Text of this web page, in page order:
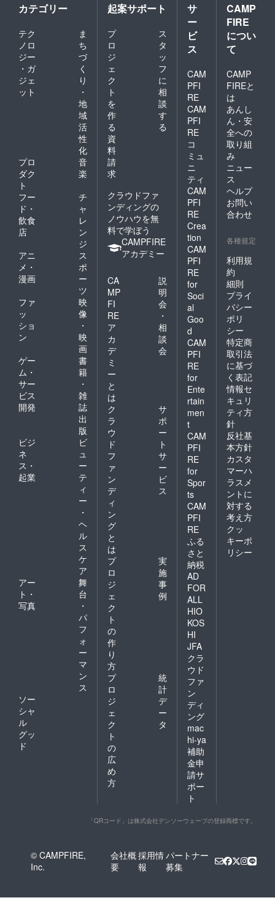
カテゴリー
テク
ノロ
ジー
・ガ
ジェ
ット
ま
ち
づ
く
り
・
地
域
活
性
化
プロ
ダク
ト
音
楽
フー
ド・
飲食
店
チ
ャ
レ
ン
ジ
アニ
メ・
漫画
ス
ポ
ー
ツ
ファ
ッ
ショ
ン
映
像
・
映
画
ゲー
ム・
サー
ビス
開発
書
籍
・
雑
誌
出
版
ビジ
ネ
ス・
起業
ビ
ュ
ー
テ
ィ
ー
・
ヘ
ル
ス
ケ
ア
アー
ト・
写真
舞
台
・
パ
フ
ォ
ー
マ
ン
ス
ソー
シャ
ル
グッ
ド
起案サポート
プ
ロ
ジ
ェ
ク
ト
を
作
る
ス
タ
ッ
フ
に
相
談
す
る
資
料
請
求
クラウドファ
ンディングの
ノウハウを無
料で学ぼう
CAMPFIRE
アカデミー
CA
MP
FI
RE
ア
カ
デ
ミ
ー
と
は
説
明
会
・
相
談
会
ク
ラ
ウ
ド
フ
ァ
ン
デ
ィ
ン
グ
と
は
サ
ポ
ー
ト
サ
ー
ビ
ス
プ
ロ
ジ
ェ
ク
ト
の
作
り
方
実
施
事
例
プ
ロ
ジ
ェ
ク
ト
の
広
め
方
統
計
デ
ー
タ
サ
ー
ビ
ス
CAM
PFI
RE
CAM
PFI
RE
コ
ミュ
ニ
ティ
CAM
PFI
RE
Crea
tion
CAM
PFI
RE
for
Soci
al
Goo
d
CAM
PFI
RE
for
Ente
rtain
men
t
CAM
PFI
RE
for
Spor
ts
CAM
PFI
RE
ふる
さと
納税
AD
FOR
ALL
HIO
KOS
HI
JFA
クラ
ウド
ファ
ン
ディ
ング
mac
hi-ya
補助
金申
請サ
ポー
ト
CAMP
FIRE
につい
て
CAMP
FIREと
は
あんし
ん・安
全への
取り組
み
ニュー
ス
ヘルプ
お問い
合わせ
各種規定
利用規
約
細則
プライ
バシー
ポリ
シー
特定商
取引法
に基づ
く表記
情報セ
キュリ
ティ方
針
反社基
本方針
カスタ
マーハ
ラスメ
ントに
対する
考え方
クッ
キーポ
リシー
「QRコード」は株式会社デンソーウェーブの登録商標です。
© CAMPFIRE,
Inc.
会社概
要
採用情
報
パートナー
募集